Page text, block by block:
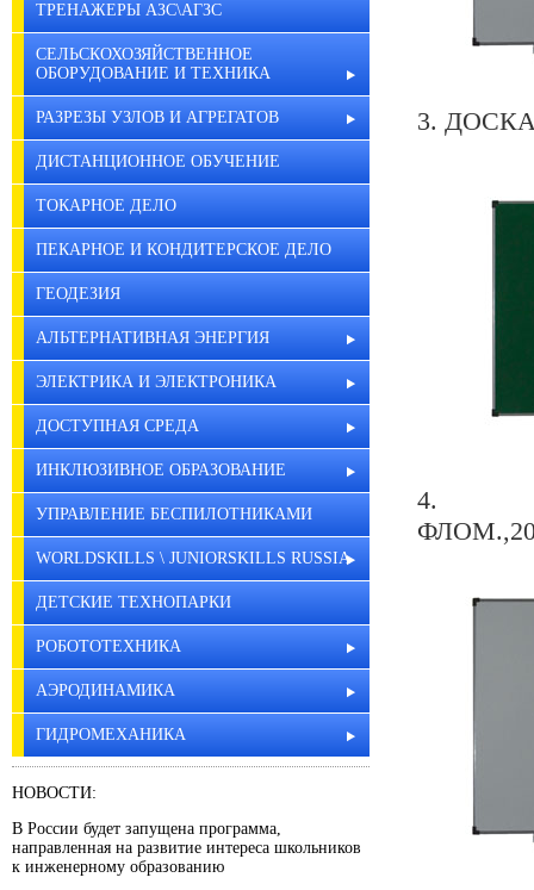
ТРЕНАЖЕРЫ АЗС\АГЗС
СЕЛЬСКОХОЗЯЙСТВЕННОЕ
ОБОРУДОВАНИЕ И ТЕХНИКА
РАЗРЕЗЫ УЗЛОВ И АГРЕГАТОВ
ДИСТАНЦИОННОЕ ОБУЧЕНИЕ
ТОКАРНОЕ ДЕЛО
ПЕКАРНОЕ И КОНДИТЕРСКОЕ ДЕЛО
ГЕОДЕЗИЯ
АЛЬТЕРНАТИВНАЯ ЭНЕРГИЯ
ЭЛЕКТРИКА И ЭЛЕКТРОНИКА
ДОСТУПНАЯ СРЕДА
ИНКЛЮЗИВНОЕ ОБРАЗОВАНИЕ
УПРАВЛЕНИЕ БЕСПИЛОТНИКАМИ
WORLDSKILLS \ JUNIORSKILLS RUSSIA
ДЕТСКИЕ ТЕХНОПАРКИ
РОБОТОТЕХНИКА
АЭРОДИНАМИКА
ГИДРОМЕХАНИКА
НОВОСТИ:
В России будет запущена программа,
направленная на развитие интереса школьников
к инженерному образованию
3.
4.